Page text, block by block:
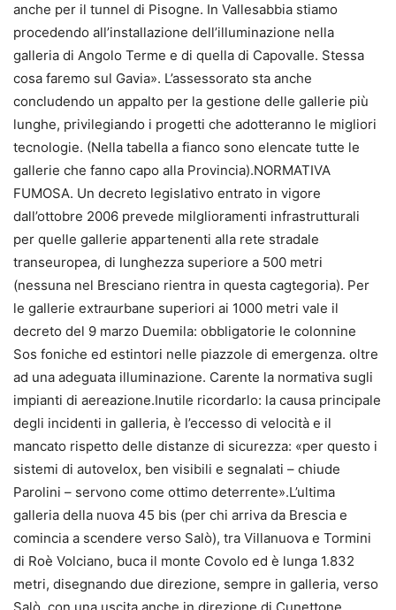
anche per il tunnel di Pisogne. In Vallesabbia stiamo
procedendo all’installazione dell’illuminazione nella
galleria di Angolo Terme e di quella di Capovalle. Stessa
cosa faremo sul Gavia». L’assessorato sta anche
concludendo un appalto per la gestione delle gallerie più
lunghe, privilegiando i progetti che adotteranno le migliori
tecnologie. (Nella tabella a fianco sono elencate tutte le
gallerie che fanno capo alla Provincia).NORMATIVA
FUMOSA. Un decreto legislativo entrato in vigore
dall’ottobre 2006 prevede milglioramenti infrastrutturali
per quelle gallerie appartenenti alla rete stradale
transeuropea, di lunghezza superiore a 500 metri
(nessuna nel Bresciano rientra in questa cagtegoria). Per
le gallerie extraurbane superiori ai 1000 metri vale il
decreto del 9 marzo Duemila: obbligatorie le colonnine
Sos foniche ed estintori nelle piazzole di emergenza. oltre
ad una adeguata illuminazione. Carente la normativa sugli
impianti di aereazione.Inutile ricordarlo: la causa principale
degli incidenti in galleria, è l’eccesso di velocità e il
mancato rispetto delle distanze di sicurezza: «per questo i
sistemi di autovelox, ben visibili e segnalati – chiude
Parolini – servono come ottimo deterrente».L’ultima
galleria della nuova 45 bis (per chi arriva da Brescia e
comincia a scendere verso Salò), tra Villanuova e Tormini
di Roè Volciano, buca il monte Covolo ed è lunga 1.832
metri, disegnando due direzione, sempre in galleria, verso